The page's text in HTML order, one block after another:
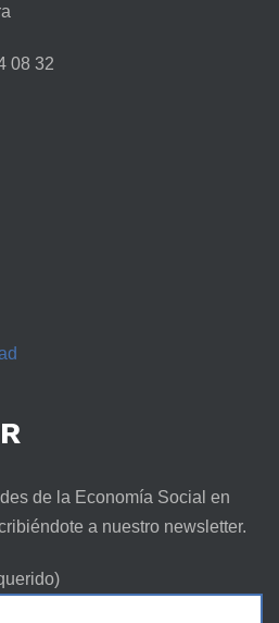
08 32
de la Economía Social en
a nuestro newsletter.